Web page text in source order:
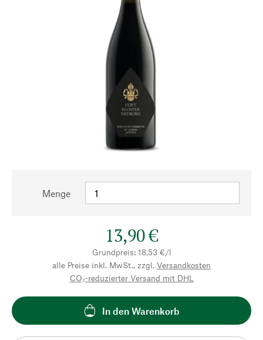
Menge
13,90 €
Grundpreis: 18,53 €/l
alle Preise inkl. MwSt., zzgl. Versandkosten
CO₂-reduzierter Versand mit DHL
In den Warenkorb